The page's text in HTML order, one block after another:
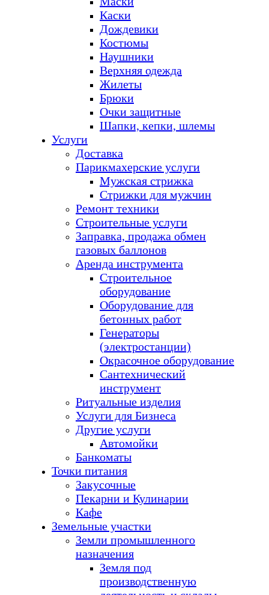
Каски
Дождевики
Костюмы
Наушники
Верхняя одежда
Жилеты
Брюки
Очки защитные
Шапки, кепки, шлемы
Услуги
Доставка
Парикмахерские услуги
Мужская стрижка
Стрижки для мужчин
Ремонт техники
Строительные услуги
Заправка, продажа обмен
газовых баллонов
Аренда инструмента
Строительное
оборудование
Оборудование для
бетонных работ
Генераторы
(электростанции)
Окрасочное оборудование
Сантехнический
инструмент
Ритуальные изделия
Услуги для Бизнеса
Другие услуги
Автомойки
Банкоматы
Точки питания
Закусочные
Пекарни и Кулинарии
Кафе
Земельные участки
Земли промышленного
назначения
Земля под
производственную